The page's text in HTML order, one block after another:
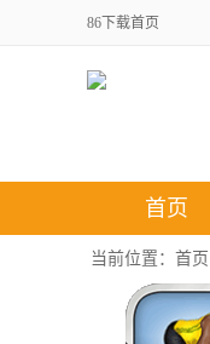
86下载首页
首页
当前位置： 首页